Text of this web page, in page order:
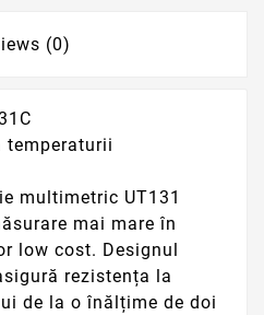
(0)
temperaturii
multimetric UT131
mai mare în
low cost. Designul
rezistența la
de la o înălțime de doi